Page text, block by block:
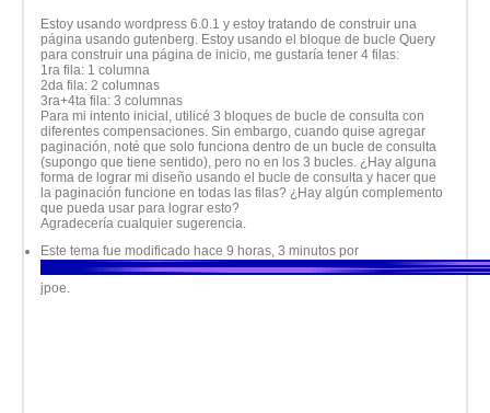
Estoy usando wordpress 6.0.1 y estoy tratando de construir una
página usando gutenberg. Estoy usando el bloque de bucle Query
para construir una página de inicio, me gustaría tener 4 filas:
1ra fila: 1 columna
2da fila: 2 columnas
3ra+4ta fila: 3 columnas
Para mi intento inicial, utilicé 3 bloques de bucle de consulta con
diferentes compensaciones. Sin embargo, cuando quise agregar
paginación, noté que solo funciona dentro de un bucle de consulta
(supongo que tiene sentido), pero no en los 3 bucles. ¿Hay alguna
forma de lograr mi diseño usando el bucle de consulta y hacer que
la paginación funcione en todas las filas? ¿Hay algún complemento
que pueda usar para lograr esto?
Agradecería cualquier sugerencia.
Este tema fue modificado hace 9 horas, 3 minutos por
jpoe.